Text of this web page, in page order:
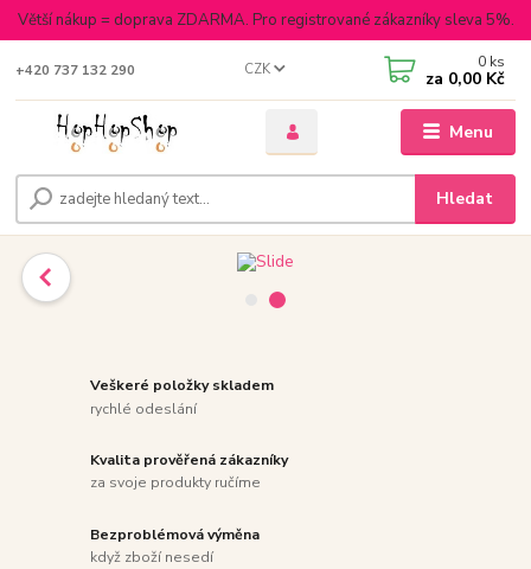
Větší nákup = doprava ZDARMA. Pro registrované zákazníky sleva 5%.
Menu
CZK
Hledat
+420 737 132 290 0 ks
za 0,00 Kč
Veškeré položky skladem
rychlé odeslání
Kvalita prověřená zákazníky
za svoje produkty ručíme
Bezproblémová výměna
když zboží nesedí